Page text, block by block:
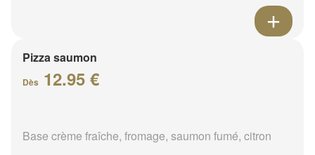
Pizza saumon
Dès 12.95 €
Base crème fraîche, fromage, saumon fumé, citron